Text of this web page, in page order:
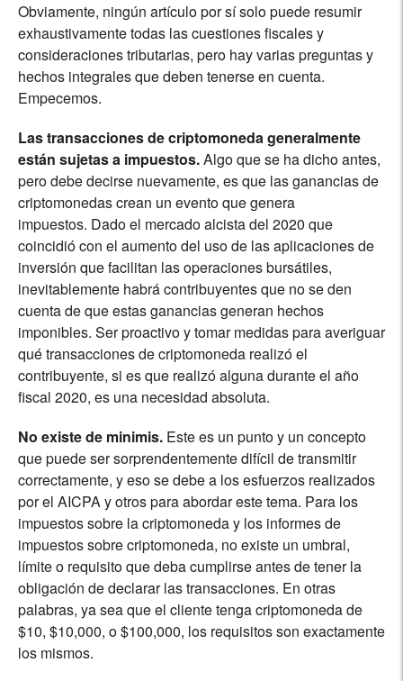
Obviamente, ningún artículo por sí solo puede resumir
exhaustivamente todas las cuestiones fiscales y
consideraciones tributarias, pero hay varias preguntas y
hechos integrales que deben tenerse en cuenta.
Empecemos.
Las transacciones de criptomoneda generalmente
están sujetas a impuestos.Algo que se ha dicho antes,
pero debe decirse nuevamente, es que las ganancias de
criptomonedas crean un evento que genera
impuestos. Dado el mercado alcista del 2020 que
coincidió con el aumento del uso de las aplicaciones de
inversión que facilitan las operaciones bursátiles,
inevitablemente habrá contribuyentes que no se den
cuenta de que estas ganancias generan hechos
imponibles. Ser proactivo y tomar medidas para averiguar
qué transacciones de criptomoneda realizó el
contribuyente, si es que realizó alguna durante el año
fiscal 2020, es una necesidad absoluta.
No existe de minimis. Este es un punto y un concepto
que puede ser sorprendentemente difícil de transmitir
correctamente, y eso se debe a los esfuerzos realizados
por el AICPA y otros para abordar este tema. Para los
impuestos sobre la criptomoneda y los informes de
impuestos sobre criptomoneda, no existe un umbral,
límite o requisito que deba cumplirse antes de tener la
obligación de declarar las transacciones. En otras
palabras, ya sea que el cliente tenga criptomoneda de
$10, $10,000, o $100,000, los requisitos son exactamente
los mismos.